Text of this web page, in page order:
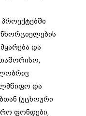
და
და
(უცხოური
ფონდები,